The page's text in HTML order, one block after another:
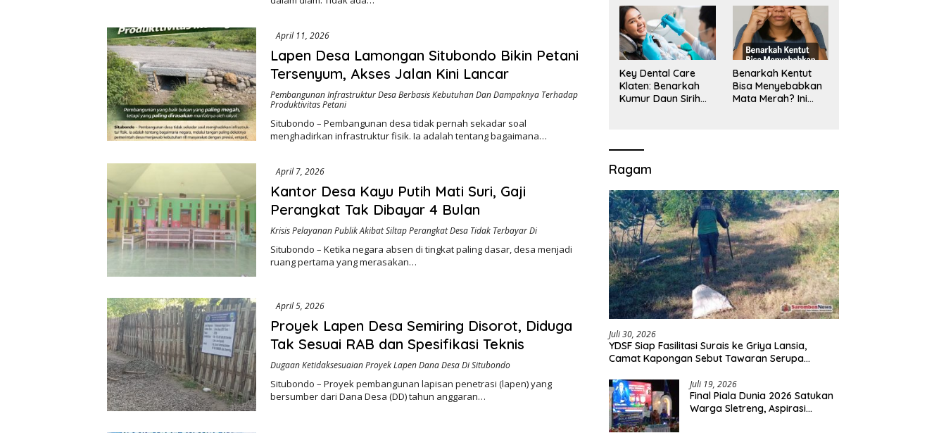
April 11, 2026
Lapen Desa Lamongan Situbondo Bikin Petani
Tersenyum, Akses Jalan Kini Lancar
Pembangunan Infrastruktur Desa Berbasis Kebutuhan Dan Dampaknya Terhadap
Produktivitas Petani
Situbondo – Pembangunan desa tidak pernah sekadar soal
menghadirkan infrastruktur fisik. Ia adalah tentang bagaimana…
April 7, 2026
Kantor Desa Kayu Putih Mati Suri, Gaji
Perangkat Tak Dibayar 4 Bulan
Krisis Pelayanan Publik Akibat Siltap Perangkat Desa Tidak Terbayar Di
Situbondo – Ketika negara absen di tingkat paling dasar, desa menjadi
ruang pertama yang merasakan…
April 5, 2026
Proyek Lapen Desa Semiring Disorot, Diduga
Tak Sesuai RAB dan Spesifikasi Teknis
Dugaan Ketidaksesuaian Proyek Lapen Dana Desa Di Situbondo
Situbondo – Proyek pembangunan lapisan penetrasi (lapen) yang
bersumber dari Dana Desa (DD) tahun anggaran…
Killer”
Key Dental Care
Klaten: Benarkah
Kumur Daun Sirih
Klaten
Benarkah Kentut
Bisa Menyebabkan
Mata Merah? Ini
Ragam
Juli 30, 2026
YDSF Siap Fasilitasi Surais ke Griya Lansia,
Camat Kapongan Sebut Tawaran Serupa
Juli 19, 2026
Final Piala Dunia 2026 Satukan
Warga Sletreng, Aspirasi